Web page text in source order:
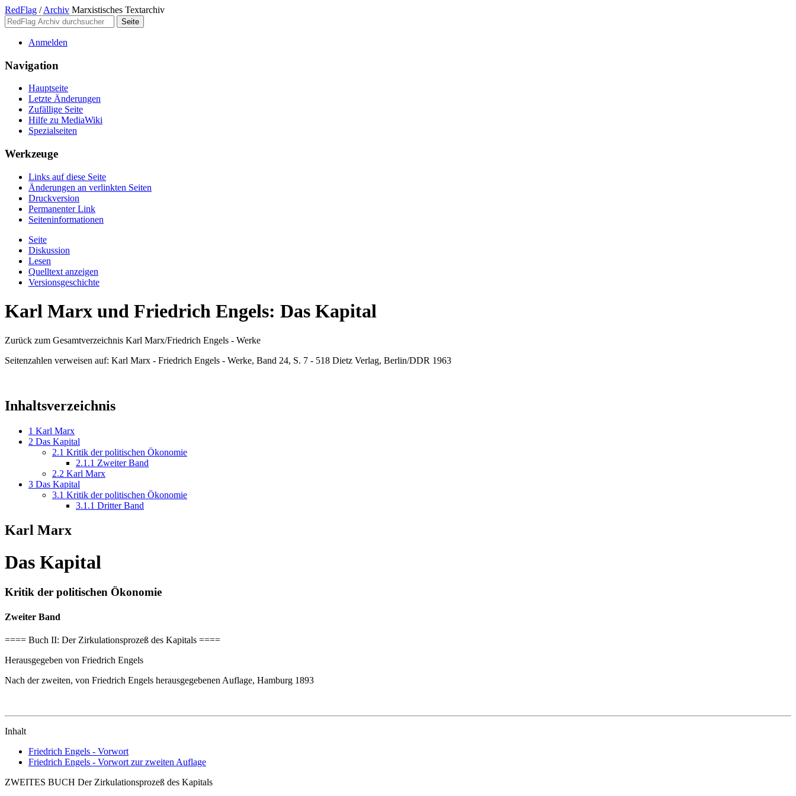
RedFlag / Archiv Marxistisches Textarchiv
Anmelden
Navigation
Hauptseite
Letzte Änderungen
Zufällige Seite
Hilfe zu MediaWiki
Spezialseiten
Werkzeuge
Links auf diese Seite
Änderungen an verlinkten Seiten
Druckversion
Permanenter Link
Seiten­­informationen
Seite
Diskussion
Lesen
Quelltext anzeigen
Versionsgeschichte
Karl Marx und Friedrich Engels: Das Kapital
Zurück zum Gesamtverzeichnis Karl Marx/Friedrich Engels - Werke
Seitenzahlen verweisen auf: Karl Marx - Friedrich Engels - Werke, Band 24, S. 7 - 518 Dietz Verlag, Berlin/DDR 1963
Inhaltsverzeichnis
1 Karl Marx
2 Das Kapital
2.1 Kritik der politischen Ökonomie
2.1.1 Zweiter Band
2.2 Karl Marx
3 Das Kapital
3.1 Kritik der politischen Ökonomie
3.1.1 Dritter Band
Karl Marx
Das Kapital
Kritik der politischen Ökonomie
Zweiter Band
==== Buch II: Der Zirkulationsprozeß des Kapitals ====
Herausgegeben von Friedrich Engels
Nach der zweiten, von Friedrich Engels herausgegebenen Auflage, Hamburg 1893
Inhalt
Friedrich Engels - Vorwort
Friedrich Engels - Vorwort zur zweiten Auflage
ZWEITES BUCH Der Zirkulationsprozeß des Kapitals